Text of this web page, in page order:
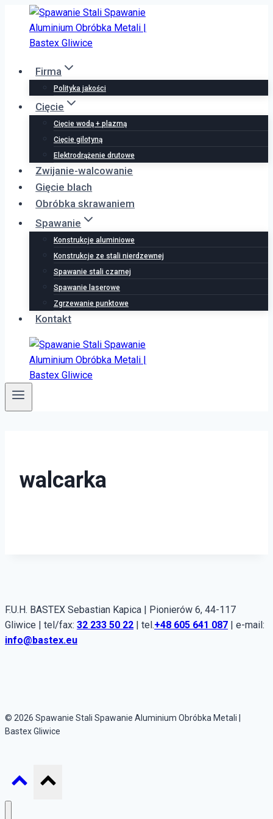
Przejdź
Firma
Polityka jakości
Cięcie
Cięcie wodą + plazmą
Cięcie gilotyną
Elektrodrążenie drutowe
Zwijanie-walcowanie
Gięcie blach
Obróbka skrawaniem
Spawanie
Konstrukcje aluminiowe
Konstrukcje ze stali nierdzewnej
Spawanie stali czarnej
Spawanie laserowe
Zgrzewanie punktowe
Kontakt
walcarka
F.U.H. BASTEX Sebastian Kapica | Pionierów 6, 44-117
Gliwice | tel/fax: 32 233 50 22 | tel.+48 605 641 087 | e-mail:
info@bastex.eu
© 2026 Spawanie Stali Spawanie Aluminium Obróbka Metali |
Bastex Gliwice